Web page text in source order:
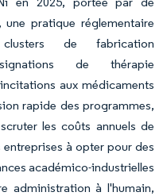
pratique réglementaire
de fabrication
de thérapie
aux médicaments
rapide des programmes,
les coûts annuels de
à opter pour des
académico-industrielles
administration à l'humain,